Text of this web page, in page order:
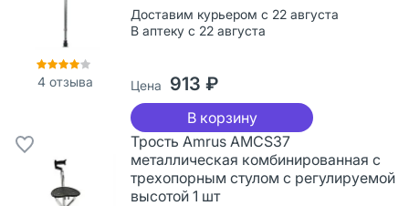
4отзыва
Доставим курьером с 22 августа
В аптеку с 22 августа
Цена 913 ₽
В корзину
Трость Amrus AMCS37
металлическая комбинированная с
трехопорным стулом с регулируемой
высотой 1 шт